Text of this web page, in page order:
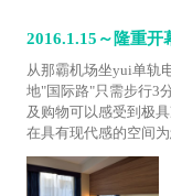
2016.1.15～隆重开
从那霸机场坐yui单轨
地"国际路"只需步行3
及购物可以感受到极
在具有现代感的空间